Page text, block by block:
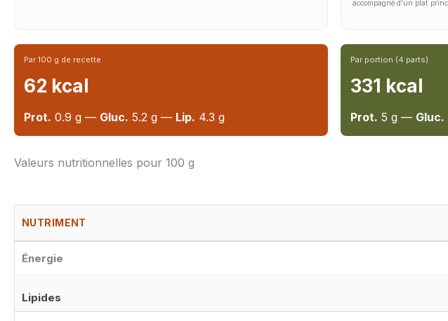
accompagné d'un plat
Par 100 g de recette
62 kcal
Prot. 0.9 g — Gluc. 5.2 g — Lip. 4.3 g
Par portion (4 parts)
331 kcal
Prot. 5 g — Gluc.
Valeurs nutritionnelles pour 100 g
NUTRIMENT
Énergie
Lipides